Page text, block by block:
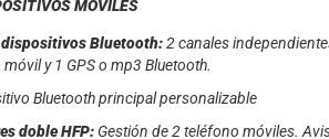
MÓVILES
Bluetooth:2 canales
y 1 GPS o mp3 Bluetooth.
Bluetooth principal personalizable
doble HFP: Gestión de 2 teléfono móviles.